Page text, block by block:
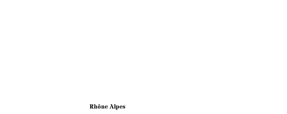
Rhône Alpes